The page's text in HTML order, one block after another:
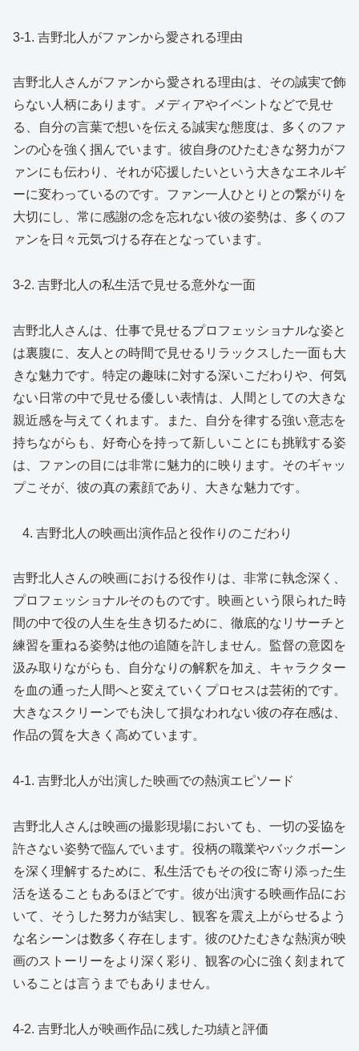
3-1. 吉野北人がファンから愛される理由
吉野北人さんがファンから愛される理由は、その誠実で飾
らない人柄にあります。メディアやイベントなどで見せ
る、自分の言葉で想いを伝える誠実な態度は、多くのファ
ンの心を強く掴んでいます。彼自身のひたむきな努力がフ
ァンにも伝わり、それが応援したいという大きなエネルギ
ーに変わっているのです。ファン一人ひとりとの繋がりを
大切にし、常に感謝の念を忘れない彼の姿勢は、多くのフ
ァンを日々元気づける存在となっています。
3-2. 吉野北人の私生活で見せる意外な一面
吉野北人さんは、仕事で見せるプロフェッショナルな姿と
は裏腹に、友人との時間で見せるリラックスした一面も大
きな魅力です。特定の趣味に対する深いこだわりや、何気
ない日常の中で見せる優しい表情は、人間としての大きな
親近感を与えてくれます。また、自分を律する強い意志を
持ちながらも、好奇心を持って新しいことにも挑戦する姿
は、ファンの目には非常に魅力的に映ります。そのギャッ
プこそが、彼の真の素顔であり、大きな魅力です。
吉野北人の映画出演作品と役作りのこだわり
吉野北人さんの映画における役作りは、非常に執念深く、
プロフェッショナルそのものです。映画という限られた時
間の中で役の人生を生き切るために、徹底的なリサーチと
練習を重ねる姿勢は他の追随を許しません。監督の意図を
汲み取りながらも、自分なりの解釈を加え、キャラクター
を血の通った人間へと変えていくプロセスは芸術的です。
大きなスクリーンでも決して損なわれない彼の存在感は、
作品の質を大きく高めています。
4-1. 吉野北人が出演した映画での熱演エピソード
吉野北人さんは映画の撮影現場においても、一切の妥協を
許さない姿勢で臨んでいます。役柄の職業やバックボーン
を深く理解するために、私生活でもその役に寄り添った生
活を送ることもあるほどです。彼が出演する映画作品にお
いて、そうした努力が結実し、観客を震え上がらせるよう
な名シーンは数多く存在します。彼のひたむきな熱演が映
画のストーリーをより深く彩り、観客の心に強く刻まれて
いることは言うまでもありません。
4-2. 吉野北人が映画作品に残した功績と評価